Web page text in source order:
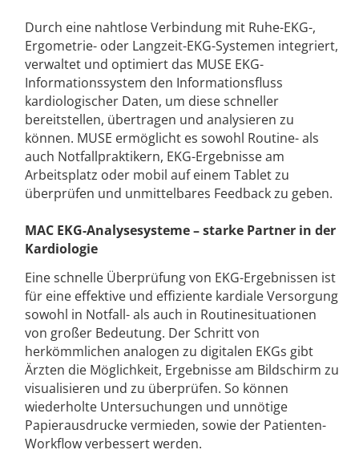
Durch eine nahtlose Verbindung mit Ruhe-EKG-,
Ergometrie- oder Langzeit-EKG-Systemen integriert,
verwaltet und optimiert das MUSE EKG-
Informationssystem den Informationsfluss
kardiologischer Daten, um diese schneller
bereitstellen, übertragen und analysieren zu
können. MUSE ermöglicht es sowohl Routine- als
auch Notfallpraktikern, EKG-Ergebnisse am
Arbeitsplatz oder mobil auf einem Tablet zu
überprüfen und unmittelbares Feedback zu geben.
MAC EKG-Analysesysteme – starke Partner in der
Kardiologie
Eine schnelle Überprüfung von EKG-Ergebnissen ist
für eine effektive und effiziente kardiale Versorgung
sowohl in Notfall- als auch in Routinesituationen
von großer Bedeutung. Der Schritt von
herkömmlichen analogen zu digitalen EKGs gibt
Ärzten die Möglichkeit, Ergebnisse am Bildschirm zu
visualisieren und zu überprüfen. So können
wiederholte Untersuchungen und unnötige
Papierausdrucke vermieden, sowie der Patienten-
Workflow verbessert werden.